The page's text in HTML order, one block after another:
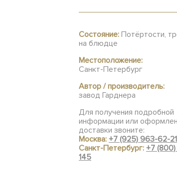
Состояние: Потёртости,
на блюдце
Местоположение:
Санкт-Петербург
Автор / производитель:
завод Гарднера
Для получения подробной
информации или
доставки звоните:
Москва: +7 (925) 963-62-21
Санкт-Петербург: +7
145